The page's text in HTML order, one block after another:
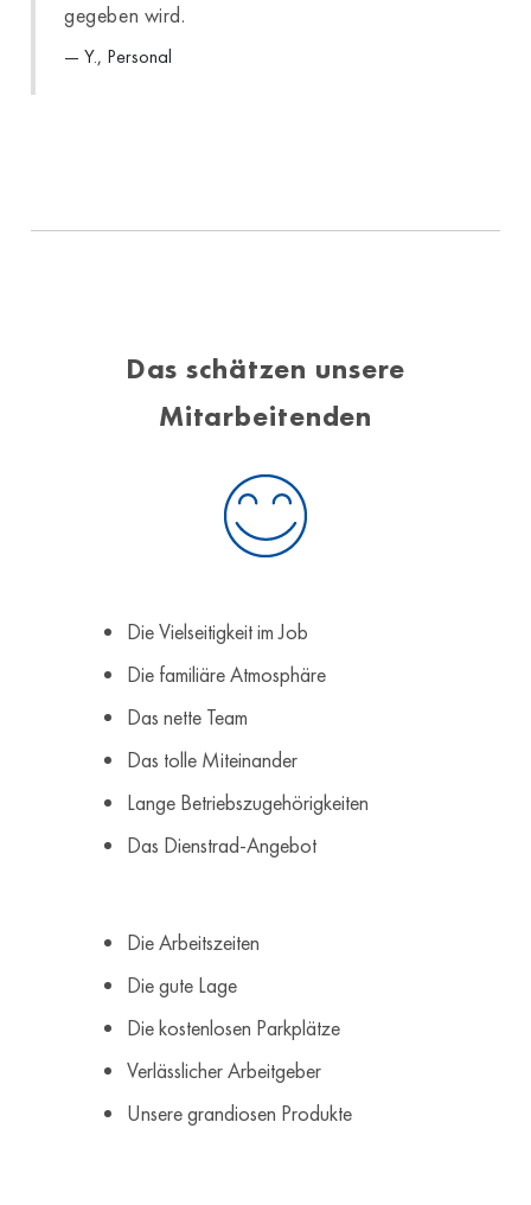
gegeben wird.
Y., Personal
Das schätzen unsere
Mitarbeitenden
Die Vielseitigkeit im Job
Die familiäre Atmosphäre
Das nette Team
Das tolle Miteinander
Lange Betriebszugehörigkeiten
Das Dienstrad-Angebot
Die Arbeitszeiten
Die gute Lage
Die kostenlosen Parkplätze
Verlässlicher Arbeitgeber
Unsere grandiosen Produkte